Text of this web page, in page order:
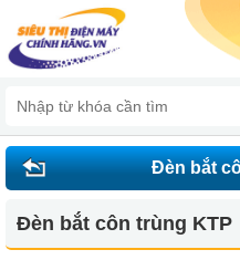
Đèn bắt
Đèn bắt côn trùng KTP